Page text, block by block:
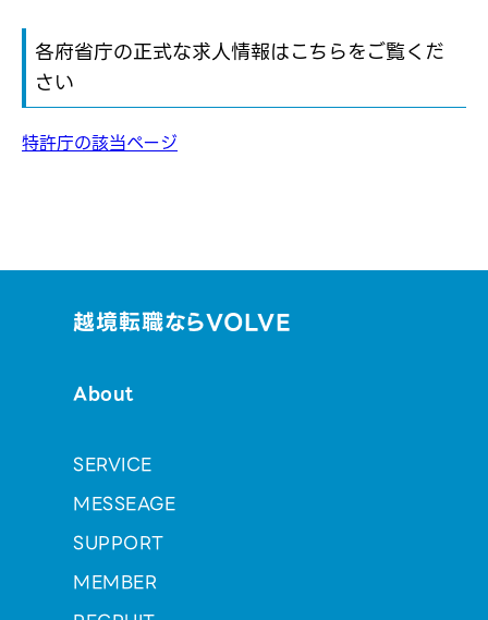
各府省庁の正式な求人情報はこちらをご覧くだ
さい
特許庁の該当ページ
越境転職ならVOLVE
About
SERVICE
MESSEAGE
SUPPORT
MEMBER